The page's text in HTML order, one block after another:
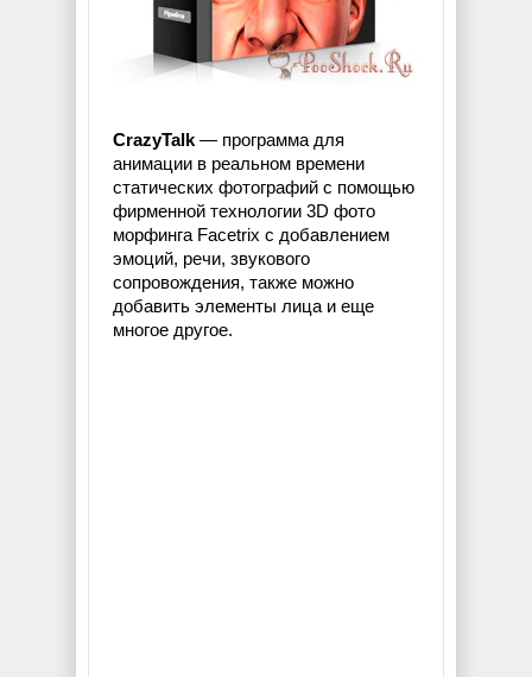
CrazyTalk — программа для
анимации в реальном времени
статических фотографий с помощью
фирменной технологии 3D фото
морфинга Facetrix с добавлением
эмоций, речи, звукового
сопровождения, также можно
добавить элементы лица и еще
многое другое.